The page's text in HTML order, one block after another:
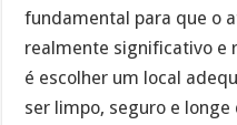
fundamental para que o
realmente significativo e
é escolher um local
ser limpo, seguro e